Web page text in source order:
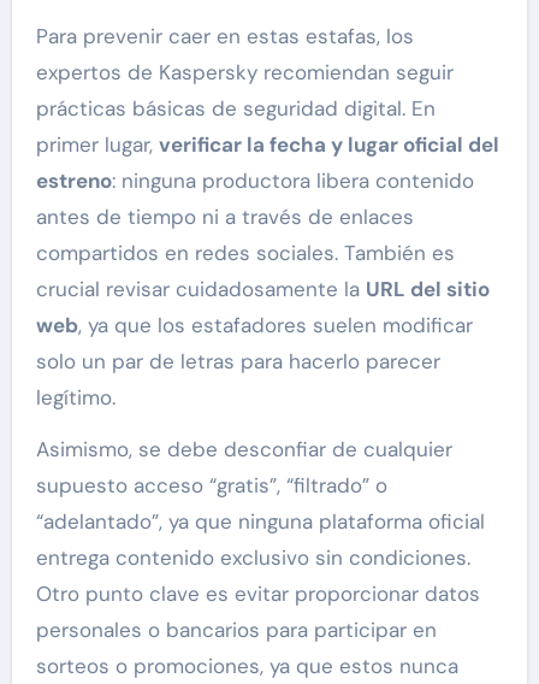
Para prevenir caer en estas estafas, los
expertos de Kaspersky recomiendan seguir
prácticas básicas de seguridad digital. En
primer lugar, verificar la fecha y lugar oficial del
estreno: ninguna productora libera contenido
antes de tiempo ni a través de enlaces
compartidos en redes sociales. También es
crucial revisar cuidadosamente la URL del sitio
web, ya que los estafadores suelen modificar
solo un par de letras para hacerlo parecer
legítimo.
Asimismo, se debe desconfiar de cualquier
supuesto acceso “gratis”, “filtrado” o
“adelantado”, ya que ninguna plataforma oficial
entrega contenido exclusivo sin condiciones.
Otro punto clave es evitar proporcionar datos
personales o bancarios para participar en
sorteos o promociones, ya que estos nunca